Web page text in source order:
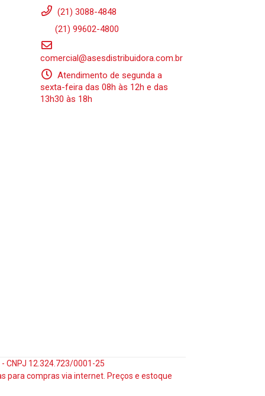
(21) 3088-4848
(21) 99602-4800
comercial@asesdistribuidora.com.br
Atendimento de segunda a
sexta-feira das 08h às 12h e das
13h30 às 18h
CNPJ 12.324.723/0001-25
para compras via internet. Preços e estoque